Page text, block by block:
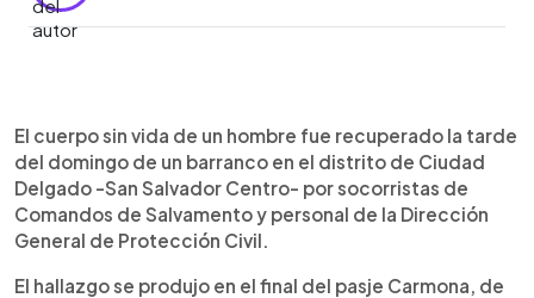
Escuchar artículo
El cuerpo sin vida de un hombre fue recuperado la tarde
del domingo de un barranco en el distrito de Ciudad
Delgado -San Salvador Centro- por socorristas de
Comandos de Salvamento y personal de la Dirección
General de Protección Civil.
El hallazgo se produjo en el final del pasje Carmona, de